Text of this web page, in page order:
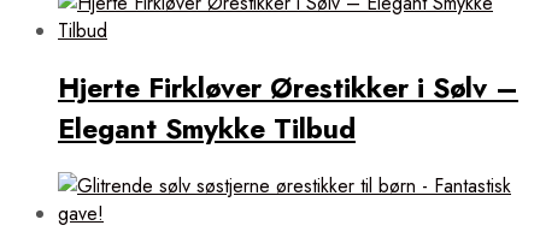
Hjerte Firkløver Ørestikker i Sølv –
Elegant Smykke Tilbud